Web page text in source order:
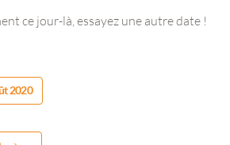
ce jour-là, essayez une autre date !
2020